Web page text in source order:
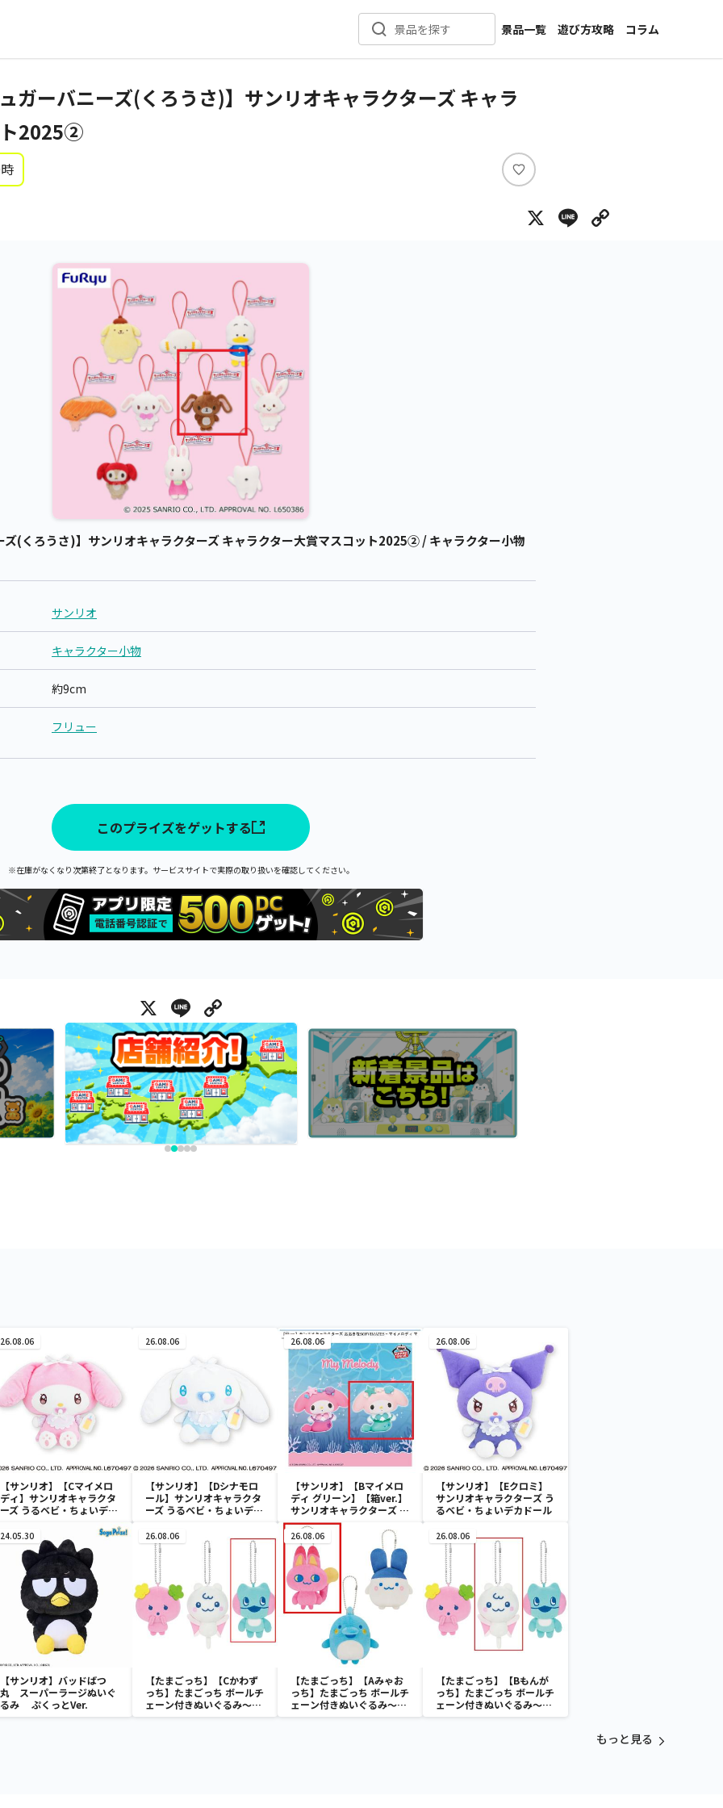
景品を探す
景品一覧
新着景品
遊び方攻略
コラム
インタビュー
ガーバニーズ(くろうさ)】サンリオキャラクターズ キャラ
ト2025②
い
ね
X Line
(くろうさ)】サンリオキャラクターズ キャラクター大賞マスコット2025② / キャラクター小物
サンリオ
キャラクター小物
約9cm
フリュー
このプライズをゲットする
※在庫がなくなり次第終了となります。サービスサイトで実際の取り扱いを確認してください。
X Line
26.08.06
【サンリオ】【Cマイメロ
ディ】サンリオキャラクタ
ーズ うるベビ・ちょいデカ
26.08.06
【サンリオ】【Dシナモロ
ール】サンリオキャラクタ
ーズ うるベビ・ちょいデカ
26.08.06
【サンリオ】【Bマイメロ
ディ グリーン】【箱ver.】
サンリオキャラクターズ お
おきなSOFVIMATES～マ
イメロディ マーメイドver.
～
26.08.06
【サンリオ】【Eクロミ】
サンリオキャラクターズ う
るベビ・ちょいデカドール
24.05.30
【サンリオ】バッドばつ
丸 スーパーラージぬいぐ
るみ ぷくっとVer.
26.08.06
【たまごっち】【Cかわず
っち】たまごっち ボールチ
ェーン付きぬいぐるみ～
Tamagotchi Paradise～
26.08.06
【たまごっち】【Aみゃお
っち】たまごっち ボールチ
ェーン付きぬいぐるみ～
Tamagotchi Paradise～
26.08.06
【たまごっち】【Bもんが
っち】たまごっち ボールチ
ェーン付きぬいぐるみ～
Tamagotchi Paradise～
もっと見る